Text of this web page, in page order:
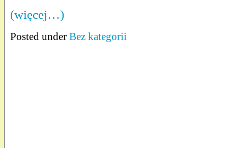
(więcej…)
Posted under Bez kategorii